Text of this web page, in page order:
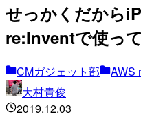
せっかくだから
re:Inventで使っ
CMガジェット部
AWS
大村貴俊
2019.12.03